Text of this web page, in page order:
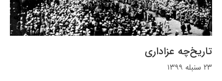
تاریخ‌چه عزاداری
۲۳ سنبله ۱۳۹۹